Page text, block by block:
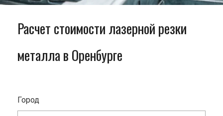
Расчет стоимости лазерной резки
металла в Оренбурге
Город